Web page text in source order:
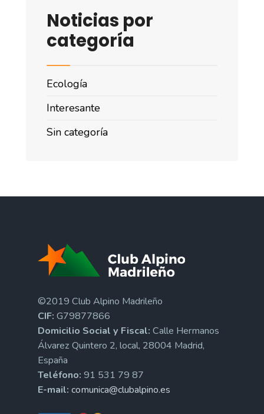
Noticias por
categoría
Ecología
Interesante
Sin categoría
©2019 Club Alpino Madrileño
CIF: G79877866
Domicilio Social y Fiscal: Calle Hermanos
Álvarez Quintero 2, local, 28004 Madrid,
España
Teléfono: 91 531 79 87
E-mail: comunica@clubalpino.es